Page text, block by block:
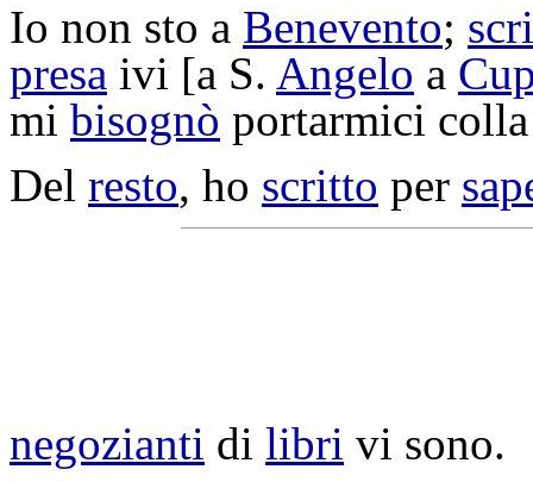
Io non sto a Benevento;
presa ivi [a S. Angelo a
mi bisognò portarmici
Del resto, ho scritto per
negozianti di libri vi sono.